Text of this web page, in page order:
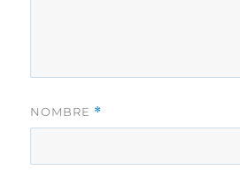
NOMBRE *